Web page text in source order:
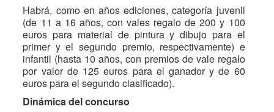
Habrá, como en años ediciones, categoría juvenil
(de 11 a 16 años, con vales regalo de 200 y 100
euros para material de pintura y dibujo para el
primer y el segundo premio, respectivamente) e
infantil (hasta 10 años, con premios de vale regalo
por valor de 125 euros para el ganador y de 60
euros para el segundo clasificado).
Dinámica del concurso